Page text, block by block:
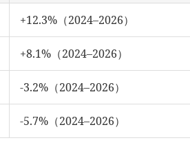
+12.3%（2024–2026）
+8.1%（2024–2026）
-3.2%（2024–2026）
-5.7%（2024–2026）